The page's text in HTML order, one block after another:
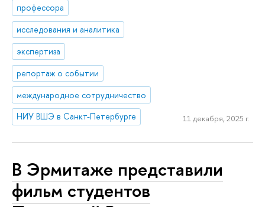
профессора
исследования и аналитика
экспертиза
репортаж о событии
международное сотрудничество
НИУ ВШЭ в Санкт-Петербурге
11 декабря, 2025 г.
В Эрмитаже представили
фильм студентов